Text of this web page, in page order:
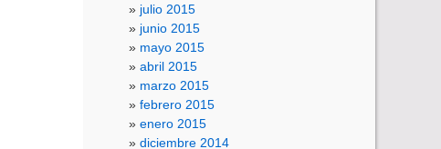
julio 2015
junio 2015
mayo 2015
abril 2015
marzo 2015
febrero 2015
enero 2015
diciembre 2014